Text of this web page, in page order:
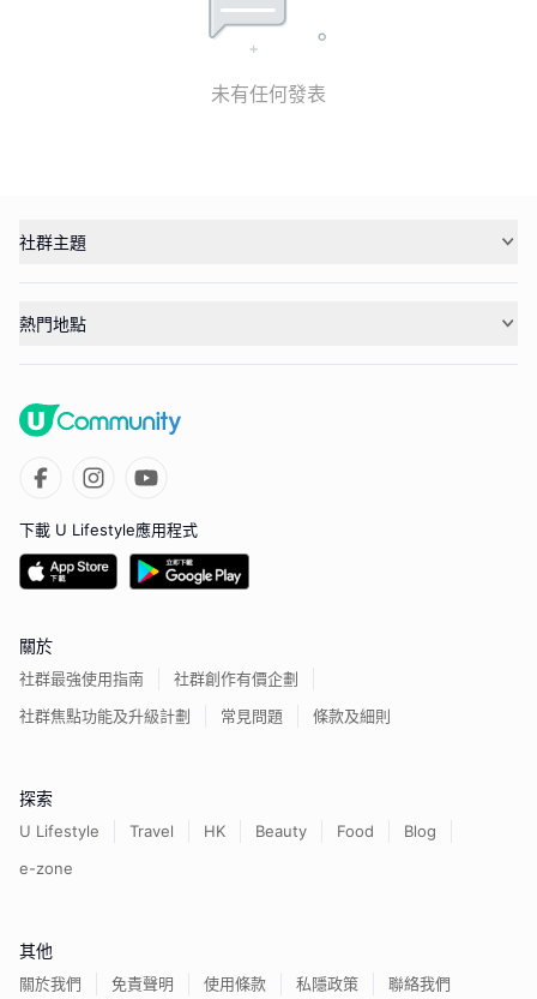
未有任何發表
社群主題
熱門地點
下載 U Lifestyle應用程式
關於
社群最強使用指南
社群創作有價企劃
社群焦點功能及升級計劃
常見問題 條款及細則
探索
U Lifestyle Travel HK Beauty Food
Blog
e-zone
其他
關於我們 免責聲明 使用條款 私隱政策 聯絡我們